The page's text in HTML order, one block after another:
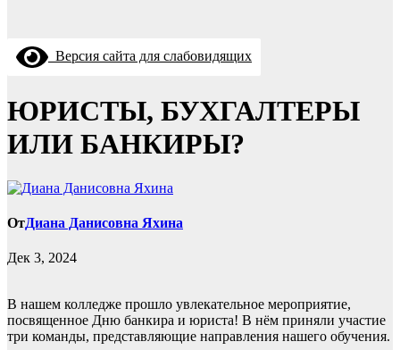
Версия сайта для слабовидящих
ЮРИСТЫ, БУХГАЛТЕРЫ
ИЛИ БАНКИРЫ?
ОтДиана Данисовна Яхина
Дек 3, 2024
В нашем колледже прошло увлекательное мероприятие,
посвященное Дню банкира и юриста! В нём приняли участие
три команды, представляющие направления нашего обучения.